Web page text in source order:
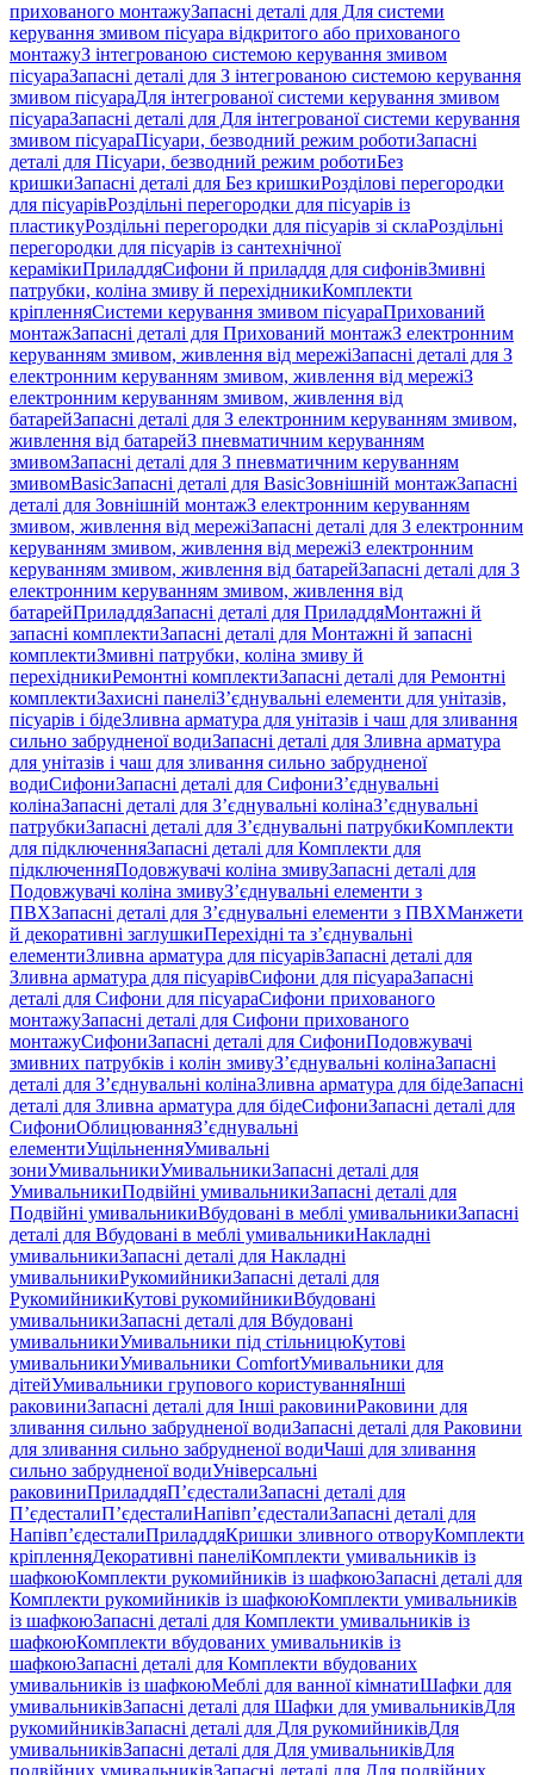
прихованого монтажуЗапасні деталі для Для системи
керування змивом пісуара відкритого або прихованого
монтажуЗ інтегрованою системою керування змивом
пісуараЗапасні деталі для З інтегрованою системою керування
змивом пісуараДля інтегрованої системи керування змивом
пісуараЗапасні деталі для Для інтегрованої системи керування
змивом пісуараПісуари, безводний режим роботиЗапасні
деталі для Пісуари, безводний режим роботиБез
кришкиЗапасні деталі для Без кришкиРозділові перегородки
для пісуарівРоздільні перегородки для пісуарів із
пластикуРоздільні перегородки для пісуарів зі склаРоздільні
перегородки для пісуарів із сантехнічної
керамікиПриладдяСифони й приладдя для сифонівЗмивні
патрубки, коліна змиву й перехідникиКомплекти
кріпленняСистеми керування змивом пісуараПрихований
монтажЗапасні деталі для Прихований монтажЗ електронним
керуванням змивом, живлення від мережіЗапасні деталі для З
електронним керуванням змивом, живлення від мережіЗ
електронним керуванням змивом, живлення від
батарейЗапасні деталі для З електронним керуванням змивом,
живлення від батарейЗ пневматичним керуванням
змивомЗапасні деталі для З пневматичним керуванням
змивомBasicЗапасні деталі для BasicЗовнішній монтажЗапасні
деталі для Зовнішній монтажЗ електронним керуванням
змивом, живлення від мережіЗапасні деталі для З електронним
керуванням змивом, живлення від мережіЗ електронним
керуванням змивом, живлення від батарейЗапасні деталі для З
електронним керуванням змивом, живлення від
батарейПриладдяЗапасні деталі для ПриладдяМонтажні й
запасні комплектиЗапасні деталі для Монтажні й запасні
комплектиЗмивні патрубки, коліна змиву й
перехідникиРемонтні комплектиЗапасні деталі для Ремонтні
комплектиЗахисні панеліЗ’єднувальні елементи для унітазів,
пісуарів і бідеЗливна арматура для унітазів і чаш для зливання
сильно забрудненої водиЗапасні деталі для Зливна арматура
для унітазів і чаш для зливання сильно забрудненої
водиСифониЗапасні деталі для СифониЗ’єднувальні
колінаЗапасні деталі для З’єднувальні колінаЗ’єднувальні
патрубкиЗапасні деталі для З’єднувальні патрубкиКомплекти
для підключенняЗапасні деталі для Комплекти для
підключенняПодовжувачі коліна змивуЗапасні деталі для
Подовжувачі коліна змивуЗ’єднувальні елементи з
ПВХЗапасні деталі для З’єднувальні елементи з ПВХМанжети
й декоративні заглушкиПерехідні та з’єднувальні
елементиЗливна арматура для пісуарівЗапасні деталі для
Зливна арматура для пісуарівСифони для пісуараЗапасні
деталі для Сифони для пісуараСифони прихованого
монтажуЗапасні деталі для Сифони прихованого
монтажуСифониЗапасні деталі для СифониПодовжувачі
змивних патрубків і колін змивуЗ’єднувальні колінаЗапасні
деталі для З’єднувальні колінаЗливна арматура для бідеЗапасні
деталі для Зливна арматура для бідеСифониЗапасні деталі для
СифониОблицюванняЗ’єднувальні
елементиУщільненняУмивальні
зониУмивальникиУмивальникиЗапасні деталі для
УмивальникиПодвійні умивальникиЗапасні деталі для
Подвійні умивальникиВбудовані в меблі умивальникиЗапасні
деталі для Вбудовані в меблі умивальникиНакладні
умивальникиЗапасні деталі для Накладні
умивальникиРукомийникиЗапасні деталі для
РукомийникиКутові рукомийникиВбудовані
умивальникиЗапасні деталі для Вбудовані
умивальникиУмивальники під стільницюКутові
умивальникиУмивальники ComfortУмивальники для
дітейУмивальники групового користуванняІнші
раковиниЗапасні деталі для Інші раковиниРаковини для
зливання сильно забрудненої водиЗапасні деталі для Раковини
для зливання сильно забрудненої водиЧаші для зливання
сильно забрудненої водиУніверсальні
раковиниПриладдяП’єдесталиЗапасні деталі для
П’єдесталиП’єдесталиНапівп’єдесталиЗапасні деталі для
Напівп’єдесталиПриладдяКришки зливного отворуКомплекти
кріпленняДекоративні панеліКомплекти умивальників із
шафкоюКомплекти рукомийників із шафкоюЗапасні деталі для
Комплекти рукомийників із шафкоюКомплекти умивальників
із шафкоюЗапасні деталі для Комплекти умивальників із
шафкоюКомплекти вбудованих умивальників із
шафкоюЗапасні деталі для Комплекти вбудованих
умивальників із шафкоюМеблі для ванної кімнатиШафки для
умивальниківЗапасні деталі для Шафки для умивальниківДля
рукомийниківЗапасні деталі для Для рукомийниківДля
умивальниківЗапасні деталі для Для умивальниківДля
подвійних умивальниківЗапасні деталі для Для подвійних